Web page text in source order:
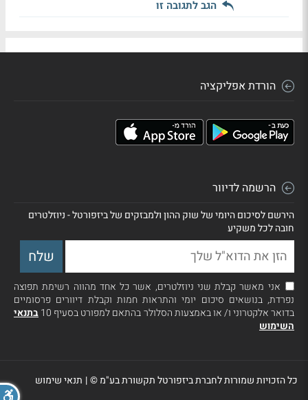
הגב לתגובה זו
הורדת אפליקציה
הרשמה לדיוור
הירשם לסיכום היומי של שוק ההון ולמבזקים של ביזפורטל - ניוזלטרים
חובה לכל משקיע
אני מאשר קבלת שני ניוזלטרים, אשר כל אחד מהווה רשימת תפוצה
נפרדת, בנושאים סיכום יומי והתראות חמות וקבלת דיוורים פרסומיים
בדואר אלקטרוני ו/ או באמצעות הסלולר בהתאם למפורט בסעיף 10
בתנאי
השימוש
כל הזכויות שמורות לחברת ביזפורטל תקשורת בע"מ ©| תנאי שימוש